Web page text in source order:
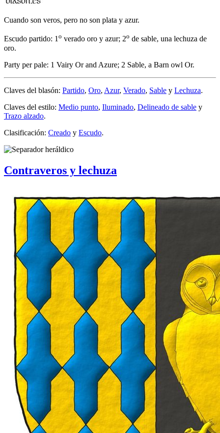
Cuando son veros, pero no son plata y azur.
Escudo partido: 1o verado oro y azur; 2o de sable, una lechuza de
oro.
Party per pale: 1 Vairy Or and Azure; 2 Sable, a Barn owl Or.
Claves del blasón: Partido, Oro, Azur, Verado, Sable y Lechuza.
Claves del estilo: Medio punto, Iluminado, Delineado de sable y
Trazo alzado.
Clasificación: Creado y Escudo.
Contraveros y lechuza